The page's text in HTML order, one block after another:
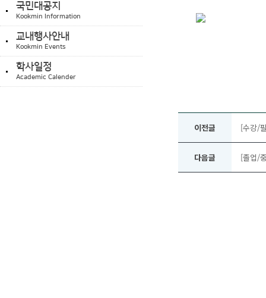
국민대공지
Kookmin Information
교내행사안내
Kookmin Events
학사일정
Academic Calender
이전글 [수강/
다음글 [졸업/